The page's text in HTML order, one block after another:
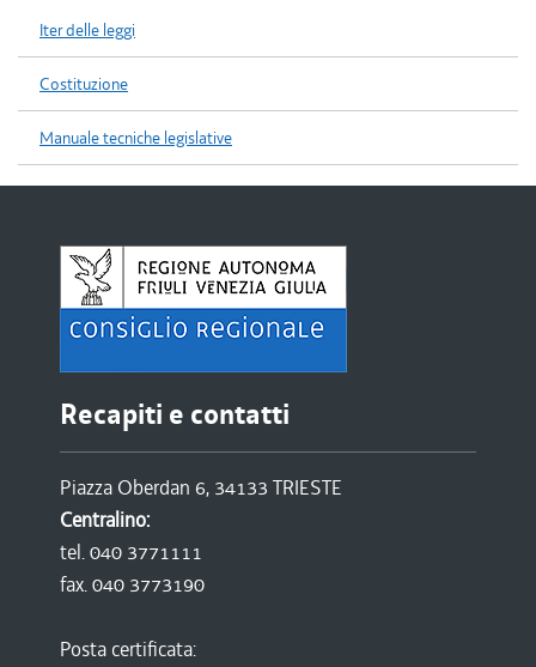
Iter delle leggi
Costituzione
Manuale tecniche legislative
Recapiti e contatti
Piazza Oberdan 6, 34133 TRIESTE
Centralino:
tel. 040 3771111
fax. 040 3773190
Posta certificata: